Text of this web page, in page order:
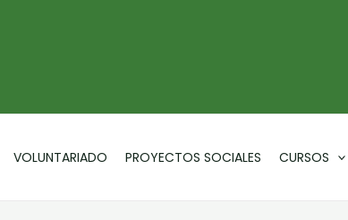
VOLUNTARIADO PROYECTOS SOCIALES CURSOS